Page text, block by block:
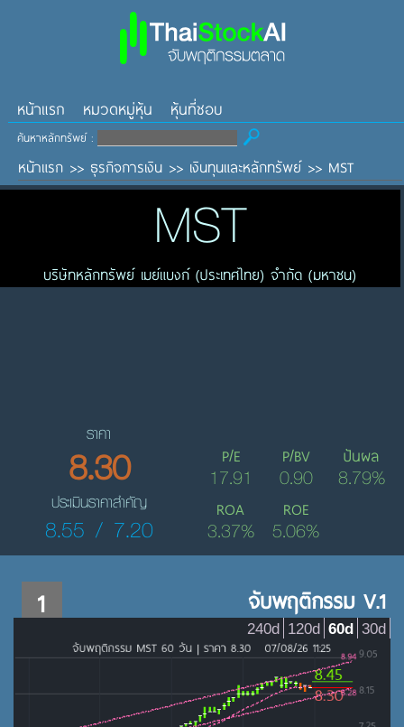
หน้าแรก หมวดหมู่หุ้น หุ้นที่ชอบ
ค้นหาหลักทรัพย์ :
หน้าแรก >> ธุรกิจการเงิน >> เงินทุนและหลักทรัพย์>> MST
MST
บริษัทหลักทรัพย์ เมย์แบงก์ (ประเทศไทย) จำกัด (มหาชน)
ราคา
8.30
ประเมินราคาสำคัญ
8.55 / 7.20
P/E
17.91
P/BV
0.90
ปันผล
8.79%
ROA
3.37%
ROE
5.06%
1 จับพฤติกรรม V.1
30d
60d
120d
240d